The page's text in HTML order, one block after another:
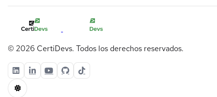
© 2026 CertiDevs. Todos los derechos reservados.